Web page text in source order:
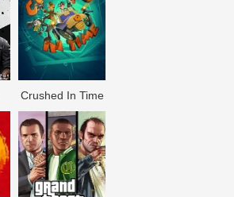
Crushed In Time